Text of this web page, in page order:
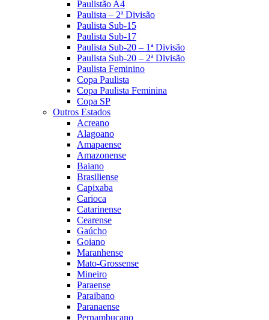
Paulistão A4
Paulista – 2ª Divisão
Paulista Sub-15
Paulista Sub-17
Paulista Sub-20 – 1ª Divisão
Paulista Sub-20 – 2ª Divisão
Paulista Feminino
Copa Paulista
Copa Paulista Feminina
Copa SP
Outros Estados
Acreano
Alagoano
Amapaense
Amazonense
Baiano
Brasiliense
Capixaba
Carioca
Catarinense
Cearense
Gaúcho
Goiano
Maranhense
Mato-Grossense
Mineiro
Paraense
Paraibano
Paranaense
Pernambucano